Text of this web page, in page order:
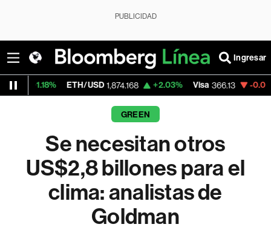
PUBLICIDAD
Ingresar
ETH/USD 1,874.168 +2.03% Visa 366.13 -0.04%
GREEN
Se necesitan otros
US$2,8 billones para el
clima: analistas de
Goldman